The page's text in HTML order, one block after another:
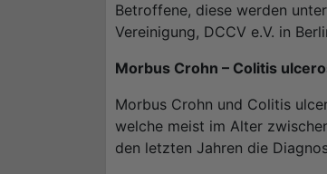
Betroffene, diese werden
Vereinigung, DCCV e.V. in
Morbus Crohn – Colitis
Morbus Crohn und Colitis
welche meist im Alter
den letzten Jahren die